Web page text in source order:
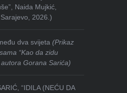
Naida Mujkić,
2026.)
dva svijeta(Prikaz
“Kao da zidu
autora Gorana Sarića)
“IDILA (NEĆU DA